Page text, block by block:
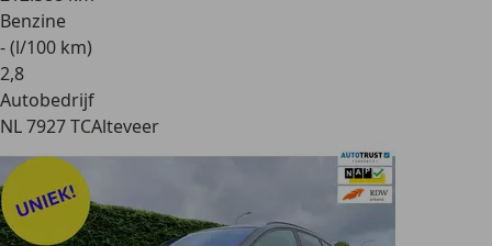
Benzine
- (l/100 km)
2,8
Autobedrijf
NL 7927 TCAlteveer